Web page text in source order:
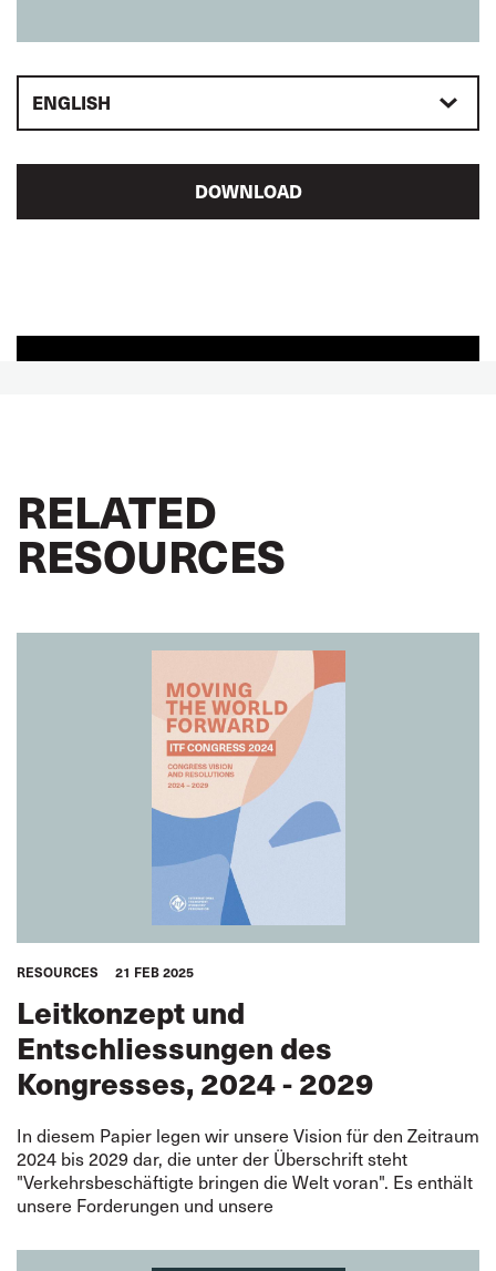
ENGLISH
DOWNLOAD
RELATED
RESOURCES
RESOURCES 21 FEB 2025
Leitkonzept und
Entschliessungen des
Kongresses, 2024 - 2029
In diesem Papier legen wir unsere Vision für den Zeitraum
2024 bis 2029 dar, die unter der Überschrift steht
"Verkehrsbeschäftigte bringen die Welt voran". Es enthält
unsere Forderungen und unsere